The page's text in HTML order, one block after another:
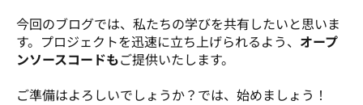
今回のブログでは、私たちの学びを共有したいと思いま
す。プロジェクトを迅速に立ち上げられるよう、 オープ
ンソースコードもご提供いたします。
ご準備はよろしいでしょうか？では、始めましょう！